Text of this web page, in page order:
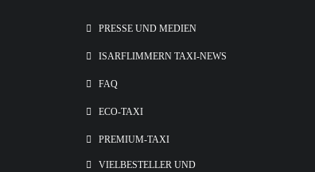
PRESSE UND MEDIEN
ISARFLIMMERN TAXI-NEWS
FAQ
ECO-TAXI
PREMIUM-TAXI
VIELBESTELLER UND